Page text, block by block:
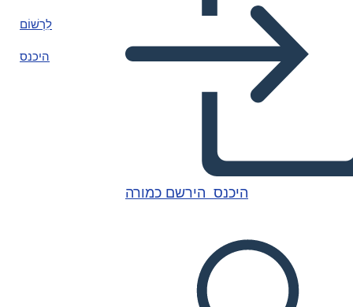
לִרְשׁוֹם
היכנס
היכנס הירשם כמורה